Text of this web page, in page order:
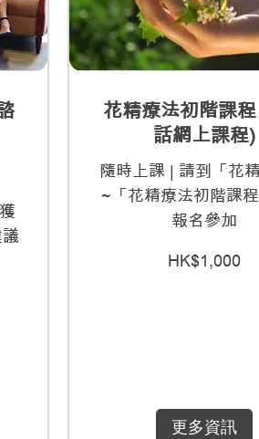
花精療法初階課
話網上課程)
隨時上課 | 請到「花精
~「花精療法初階課
報名參加
HK$1,000
更多資訊